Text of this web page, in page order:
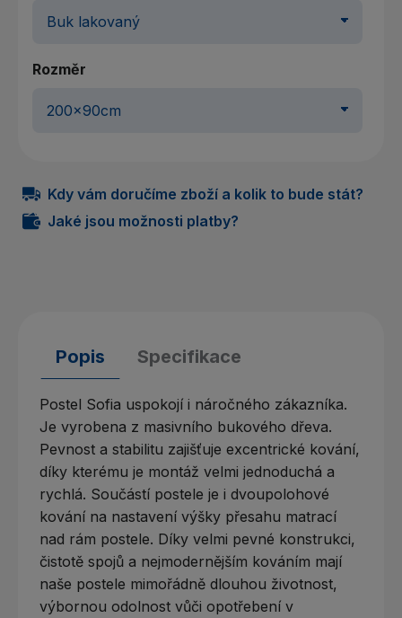
Rozměr
Kdy vám doručíme zboží a kolik to bude stát?
Jaké jsou možnosti platby?
Popis Specifikace
Postel Sofia uspokojí i náročného zákazníka.
Je vyrobena z masivního bukového dřeva.
Pevnost a stabilitu zajišťuje excentrické kování,
díky kterému je montáž velmi jednoduchá a
rychlá. Součástí postele je i dvoupolohové
kování na nastavení výšky přesahu matrací
nad rám postele. Díky velmi pevné konstrukci,
čistotě spojů a nejmodernějším kováním mají
naše postele mimořádně dlouhou životnost,
výbornou odolnost vůči opotřebení v